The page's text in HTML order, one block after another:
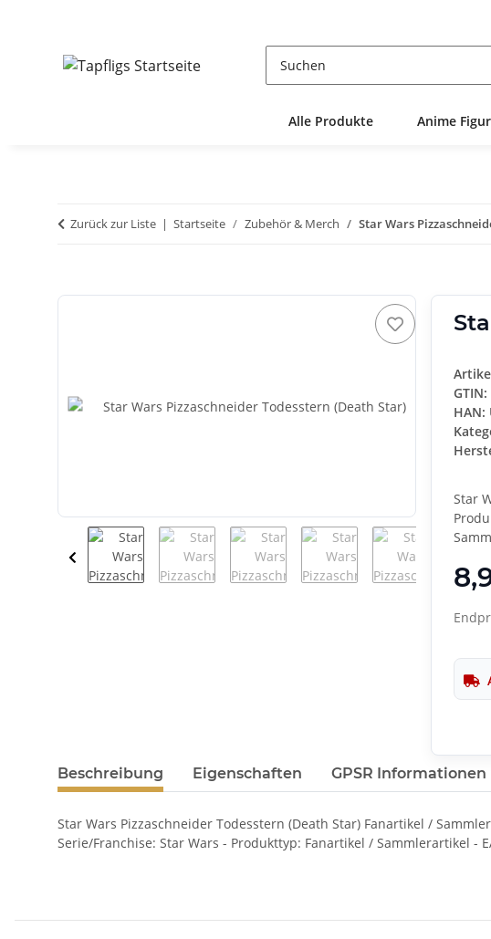
Alle Produkte Anime
Zurück zur Liste Startseite Zubehör & Merch Star Wars
GTIN:
HAN:
Star
weitere Registerkarten anzeigen
Beschreibung Eigenschaften GPSR Informationen
Star Wars Pizzaschneider Todesstern (Death Star) Fanartikel /
Serie/Franchise: Star Wars - Produkttyp: Fanartikel / Sammlerartikel -